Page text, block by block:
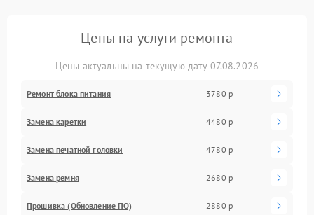
Цены на услуги ремонта
Цены актуальны на текущую дату 07.08.2026
Ремонт блока питания 3780 р
Замена каретки 4480 р
Замена печатной головки 4780 р
Замена ремня 2680 р
Прошивка (Обновление ПО) 2880 р